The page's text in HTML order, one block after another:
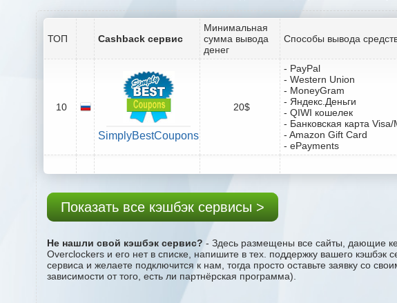
ТОП Cashback сервис
Минимальная
сумма вывода
денег
Способы вывода
10
SimplyBestCoupons
20$
- PayPal
- Western Union
- MoneyGram
- Яндекс.Деньги
- QIWI кошелек
- Банковская карта
- Amazon Gift Card
- ePayments
Показать все кэшбэк сервисы >
Не нашли свой кэшбэк сервис? - Здесь размещены все сайты, дающие
Overclockers и его нет в списке, напишите в тех. поддержку вашего
сервиса и желаете подключится к нам, тогда просто оставьте заявку со
зависимости от того, есть ли партнёрская программа).